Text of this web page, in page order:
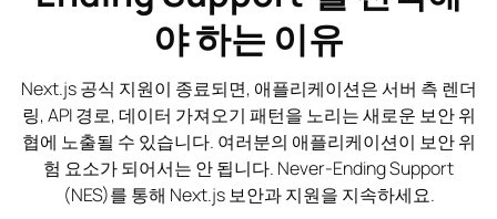
야 하는 이유
Next.js 공식 지원이 종료되면, 애플리케이션은 서버 측 렌더
링, API 경로, 데이터 가져오기 패턴을 노리는 새로운 보안 위
협에 노출될 수 있습니다. 여러분의 애플리케이션이 보안 위
험 요소가 되어서는 안 됩니다. Never-Ending Support
(NES)를 통해 Next.js 보안과 지원을 지속하세요.